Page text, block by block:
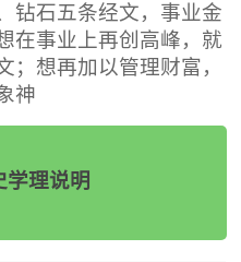
钻石五条经文，事业金
在事业上再创高峰，就
；想再加以管理财富，
神
学理说明